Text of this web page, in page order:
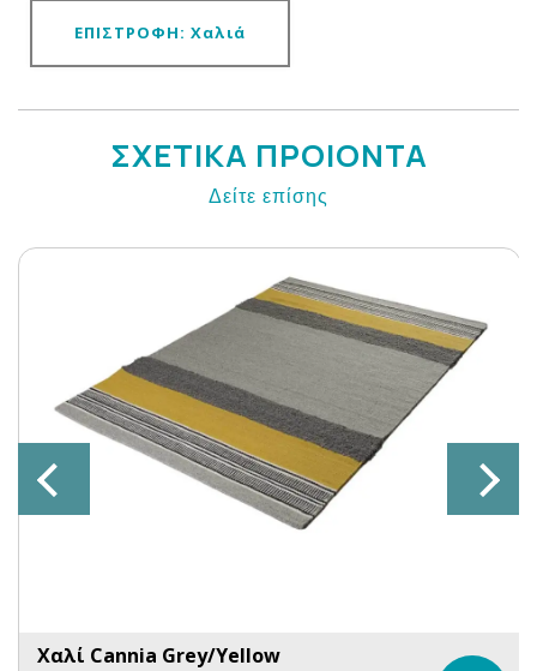
ΕΠΙΣΤΡΟΦΗ: Χαλιά
ΣΧΕΤΙΚΑ ΠΡΟΙΟΝΤΑ
Δείτε επίσης
Χαλί Cannia Grey/Yellow